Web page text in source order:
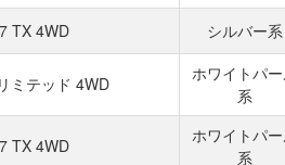
TX 4WD シルバー系
ミテッド 4WD
ホワイトパ
系
TX 4WD
ホワイトパ
系